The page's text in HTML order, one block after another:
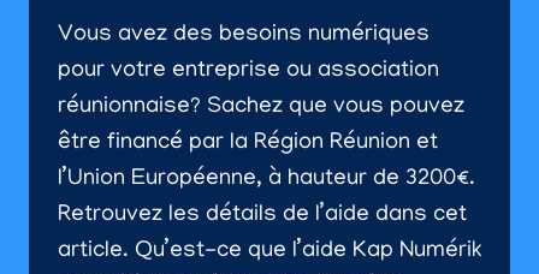
Vous avez des besoins numériques
pour votre entreprise ou association
réunionnaise? Sachez que vous pouvez
être financé par la Région Réunion et
l’Union Européenne, à hauteur de 3200€.
Retrouvez les détails de l’aide dans cet
article. Qu’est-ce que l’aide Kap Numérik